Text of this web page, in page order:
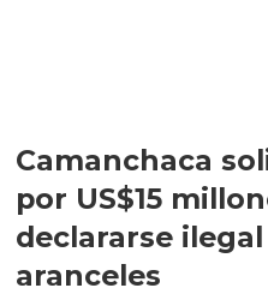
Camanchaca
por US$15
declararse
aranceles